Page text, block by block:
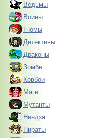
Ведьмы
Воины
Гномы
Детективы
Драконы
Зомби
Ковбои
Маги
Мутанты
Ниндзя
Пираты